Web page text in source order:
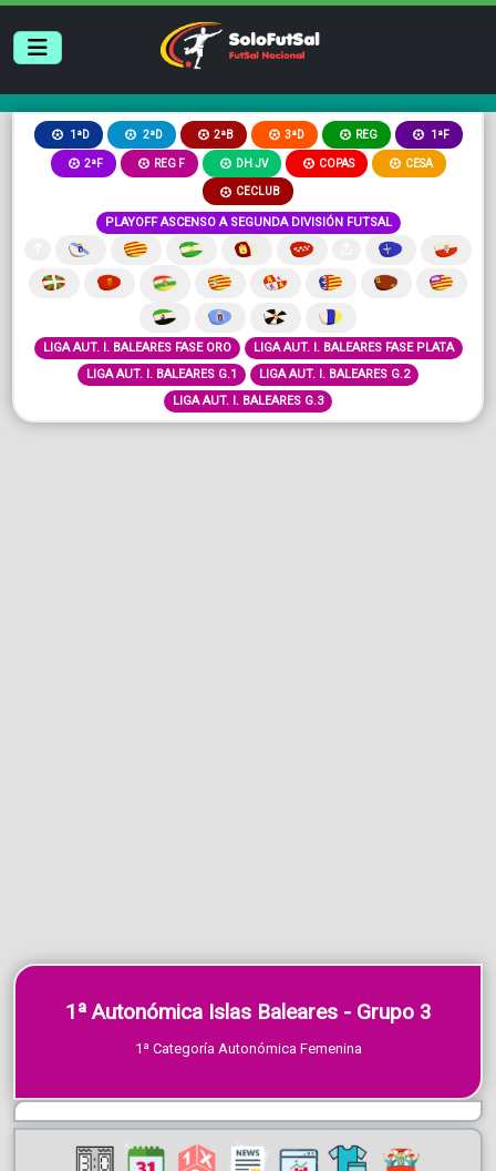
1ªD 2ªD 2ªB 3ªD REG 1ªF
2ªF REG F DH JV COPAS CESA
CECLUB
PLAYOFF ASCENSO A SEGUNDA DIVISIÓN FUTSAL
LIGA AUT. I. BALEARES FASE ORO
LIGA AUT. I. BALEARES FASE PLATA
LIGA AUT. I. BALEARES G.1
LIGA AUT. I. BALEARES G.2
LIGA AUT. I. BALEARES G.3
1ª Autonómica Islas Baleares - Grupo 3
1ª Categoría Autonómica Femenina